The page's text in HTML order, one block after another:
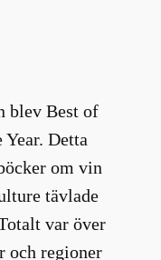
blev Best of
Detta
om vin
tävlade
var över
och regioner